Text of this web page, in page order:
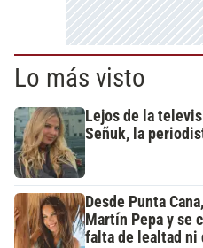
Lo más visto
Lejos de la
Señuk, la
Desde Punta
Martín Pepa y se
falta de lealtad ni